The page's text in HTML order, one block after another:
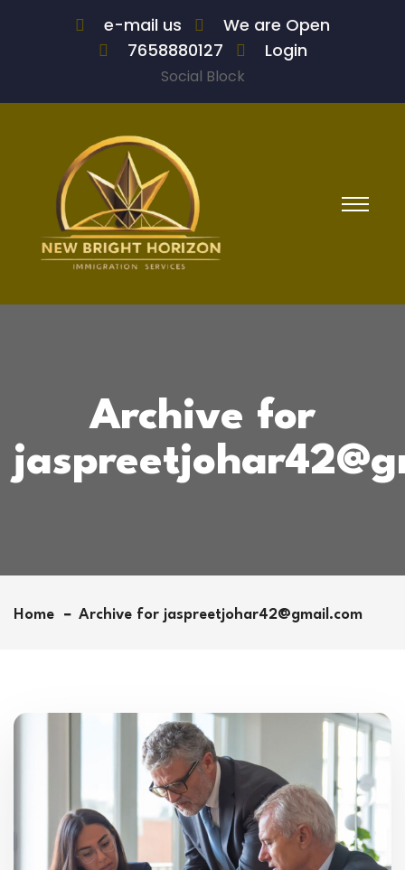
e-mail us
We are Open
7658880127
Login
Social Block
Archive for
Home Archive for jaspreetjohar42@gmail.com